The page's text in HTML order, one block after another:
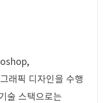
래픽 디자인을 수행
술 스택으로는